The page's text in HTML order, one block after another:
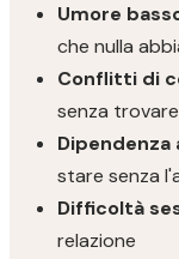
Umore
che nulla
Conflitti di
senza
stare senza
Difficoltà
relazione